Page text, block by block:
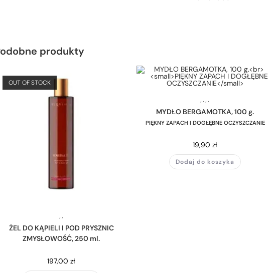
produkty
OUT OF STOCK
, ,
ŻEL DO KĄPIELI I POD PRYSZNIC
ZMYSŁOWOŚĆ, 250 ml.
197,00zł
,,,,
MYDŁO BERGAMOTKA, 100 g.
PIĘKNY ZAPACH I DOGŁĘBNE OCZYSZCZANIE
19,90zł
Dodaj do koszyka